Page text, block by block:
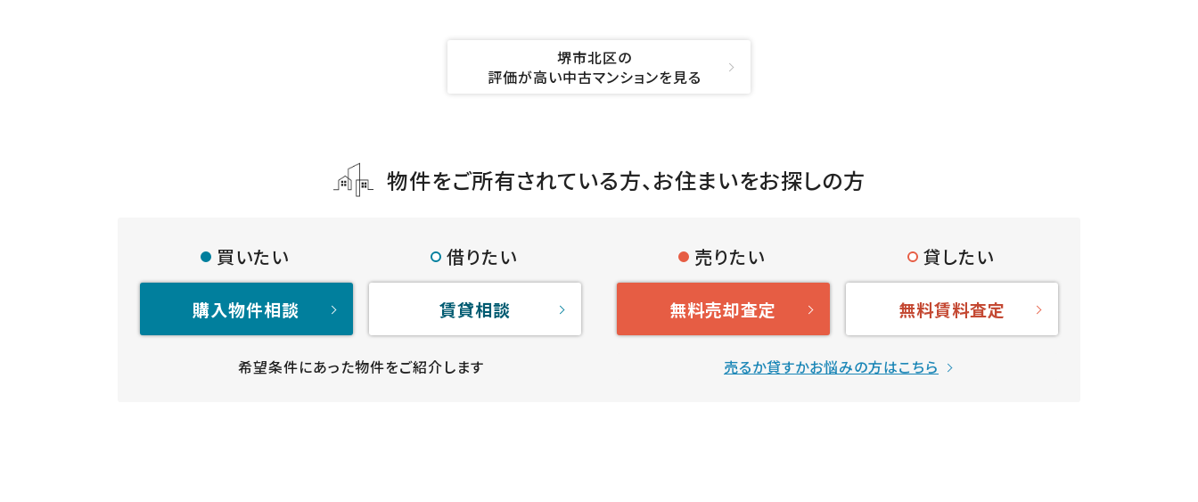
堺市北区の
評価が高い中古マンションを見る
物件をご所有されている方、お住まいをお探しの方
買いたい
購入物件相談
借りたい
賃貸相談
希望条件にあった物件をご紹介します
売りたい
無料売却査定
貸したい
無料賃料査定
売るか貸すかお悩みの方はこちら